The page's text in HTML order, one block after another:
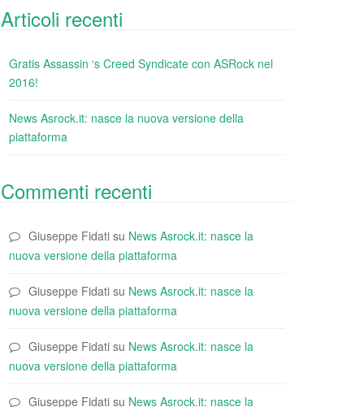
Articoli recenti
Gratis Assassin ‘s Creed Syndicate con ASRock nel
2016!
News Asrock.it: nasce la nuova versione della
piattaforma
Commenti recenti
Giuseppe Fidati su News Asrock.it: nasce la
nuova versione della piattaforma
Giuseppe Fidati su News Asrock.it: nasce la
nuova versione della piattaforma
Giuseppe Fidati su News Asrock.it: nasce la
nuova versione della piattaforma
Giuseppe Fidati su News Asrock.it: nasce la